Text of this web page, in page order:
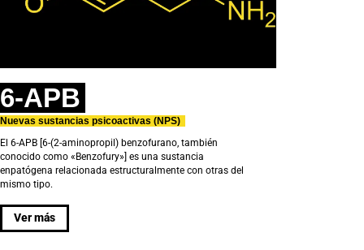
6-APB
Nuevas sustancias psicoactivas (NPS)
El 6-APB [6-(2-aminopropil) benzofurano, también
conocido como «Benzofury»] es una sustancia
enpatógena relacionada estructuralmente con otras del
mismo tipo.
Ver más